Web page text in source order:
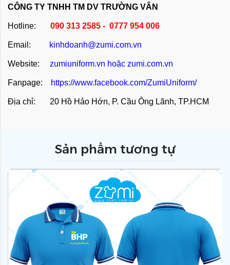
CÔNG TY TNHH TM DV TRƯỜNG VÂN
Hotline: 090 313 2585 - 0777 954 006
Email: kinhdoanh@zumi.com.vn
Website: zumiuniform.vn hoặc zumi.com.vn
Fanpage: https://www.facebook.com/ZumiUniform/
Địa chỉ: 20 Hồ Hảo Hớn, P. Cầu Ông Lãnh, TP.HCM
Sản phẩm tương tự